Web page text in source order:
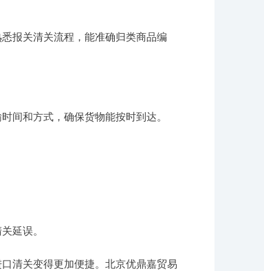
报关清关流程，能准确归类商品编
间和方式，确保货物能按时到达。
延误。
清关变得更加便捷。北京优鼎嘉贸易